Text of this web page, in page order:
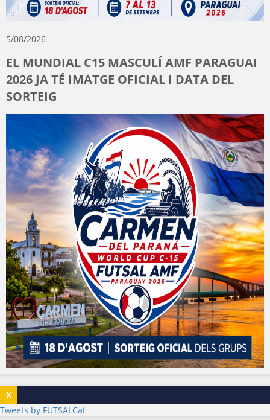
5/08/2026
EL MUNDIAL C15 MASCULÍ AMF PARAGUAI
2026 JA TÉ IMATGE OFICIAL I DATA DEL
SORTEIG
X
Tweets by FUTSALCat